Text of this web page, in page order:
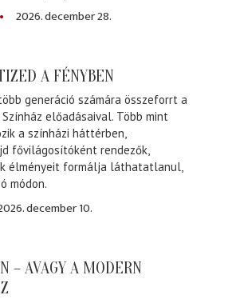
2026. december 28.
A FÉNYBEN
generáció számára összeforrt a
előadásaival. Több mint
a színházi háttérben,
fővilágosítóként rendezők,
élményeit formálja láthatatlanul,
módon.
december 10.
– AVAGY A MODERN